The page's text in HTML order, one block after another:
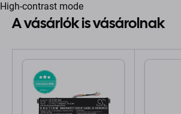
High-contrast mode
A vásárlók is vásárolnak